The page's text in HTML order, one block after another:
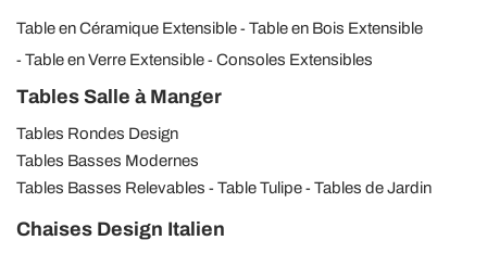
Table en Céramique Extensible
Table en Bois Extensible
Table en Verre Extensible
Consoles Extensibles
Tables Salle à Manger
Tables Rondes Design
Tables Basses Modernes
Tables Basses Relevables
Table Tulipe Tables de Jardin
Chaises Design Italien